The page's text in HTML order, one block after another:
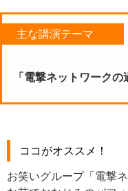
主な講演テーマ
「電撃ネットワークの
ココがオススメ！
お笑いグループ「電撃